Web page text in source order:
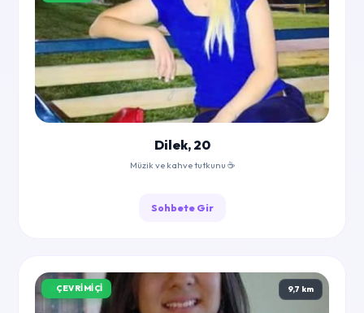
Dilek, 20
Müzik ve kahve tutkunu ☕
Sohbete Gir
ÇEVRIMIÇI 9,7 km